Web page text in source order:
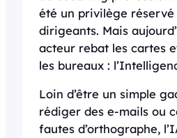
été un privilège réservé
dirigeants. Mais
acteur rebat les cartes
les bureaux :
Loin d’être un simple
rédiger des e-mails ou
fautes d’orthographe,